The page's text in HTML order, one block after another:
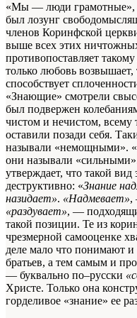
«Мы — люди грамотные»,
был лозунг
членов Коринфской
выше всех этих
противопоставляет
только любовь возвышает,
способствует
«Знающие» смотрели
был подвержен
чистом и нечистом,
оставили позади себя.
называли «немощными».
они называли
утверждает, что такой вид
деструктивно: «Знание
назидает». «Надмевает»,
«раздувает», —
такой позиции. Те из
чрезмерной самооценке
деле мало что понимают
братьев, а тем самым и
— буквально по–русски
Христе. Только она
горделивое «знание» ее